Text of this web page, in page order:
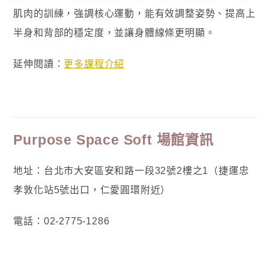
肌肉的訓練，強調核心運動，能有效調整姿勢、提高上
半身和背部的穩定度，並讓身體線條更明顯。
延伸閱讀： 更多課程介紹
Purpose Space Soft 場館資訊
地址：台北市大安區安和路一段32號2樓之1（捷運忠
孝敦化站5號出口，仁愛圓環附近）
電話：02-2775-1286